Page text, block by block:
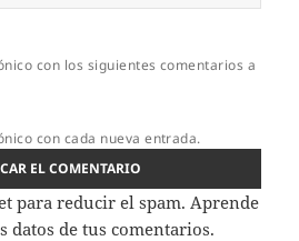
con los siguientes comentarios a
con cada nueva entrada.
para reducir el spam. Aprende
datos de tus comentarios.